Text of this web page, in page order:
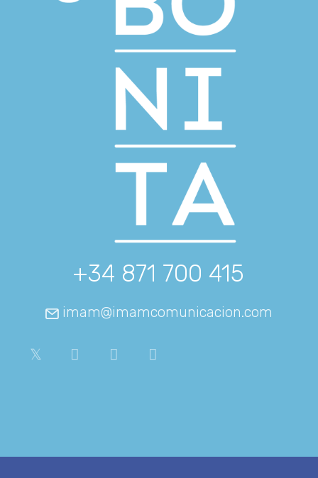
+34 871 700 415
imam@imamcomunicacion.com